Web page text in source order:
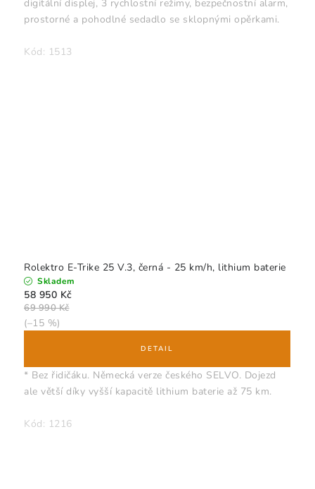
digitální displej, 3 rychlostní režimy, bezpečnostní alarm,
prostorné a pohodlné sedadlo se sklopnými opěrkami.
Kód: 1513
Rolektro E-Trike 25 V.3, černá - 25 km/h, lithium baterie
Skladem
58 950 Kč
69 990 Kč
(–15 %)
* Bez řidičáku. Německá verze českého SELVO. Dojezd
ale větší díky vyšší kapacitě lithium baterie až 75 km.
Kód: 1216